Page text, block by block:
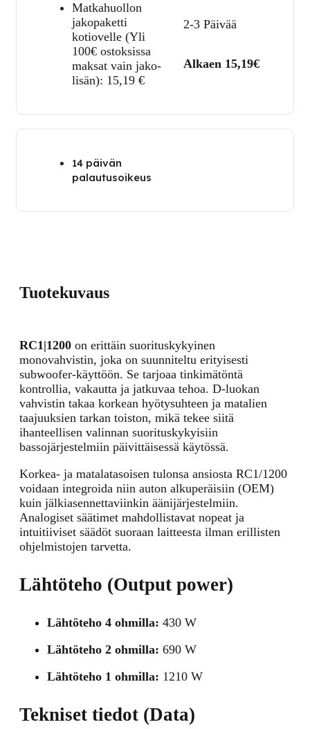
Matkahuollon
jakopaketti
kotiovelle (Yli
100€ ostoksissa
maksat vain jako-
lisän): 15,19 €
2-3 Päivää
Alkaen 15,19€
14 päivän
palautusoikeus
Tuotekuvaus
RC1|1200 on erittäin suorituskykyinen
monovahvistin, joka on suunniteltu erityisesti
subwoofer-käyttöön. Se tarjoaa tinkimätöntä
kontrollia, vakautta ja jatkuvaa tehoa. D-luokan
vahvistin takaa korkean hyötysuhteen ja matalien
taajuuksien tarkan toiston, mikä tekee siitä
ihanteellisen valinnan suorituskykyisiin
bassojärjestelmiin päivittäisessä käytössä.
Korkea- ja matalatasoisen tulonsa ansiosta RC1/1200
voidaan integroida niin auton alkuperäisiin (OEM)
kuin jälkiasennettaviinkin äänijärjestelmiin.
Analogiset säätimet mahdollistavat nopeat ja
intuitiiviset säädöt suoraan laitteesta ilman erillisten
ohjelmistojen tarvetta.
Lähtöteho (Output power)
Lähtöteho 4 ohmilla: 430 W
Lähtöteho 2 ohmilla: 690 W
Lähtöteho 1 ohmilla: 1210 W
Tekniset tiedot (Data)